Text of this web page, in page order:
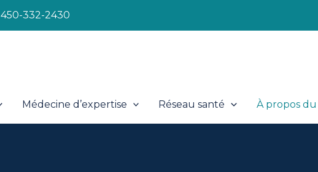
450-332-2430
Médecine d’expertise Réseau santé À propos du